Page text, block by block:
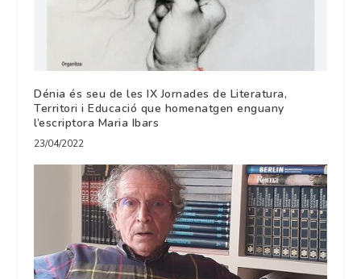
Dénia és seu de les IX Jornades de Literatura,
Territori i Educació que homenatgen enguany
l’escriptora Maria Ibars
23/04/2022